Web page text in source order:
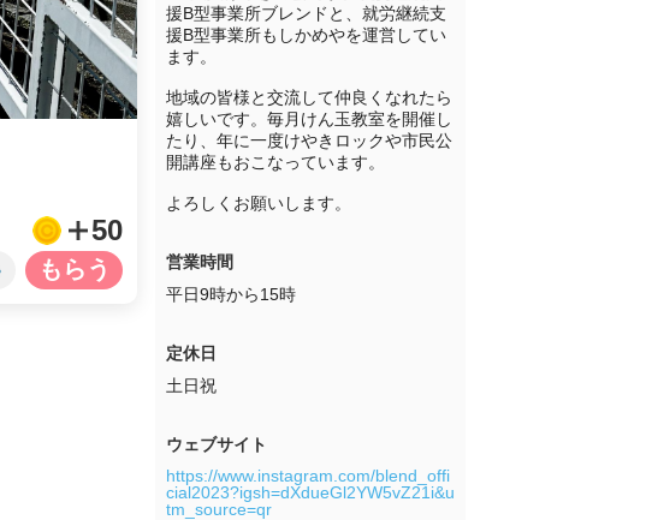
50
援B型事業所ブレンドと、就労継続支
援B型事業所もしかめやを運営してい
ます。
地域の皆様と交流して仲良くなれたら
嬉しいです。毎月けん玉教室を開催し
たり、年に一度けやきロックや市民公
開講座もおこなっています。
よろしくお願いします。
営業時間
平日9時から15時
定休日
土日祝
ウェブサイト
https://www.instagram.com/blend_offi
cial2023?igsh=dXdueGl2YW5vZ21i&u
tm_source=qr